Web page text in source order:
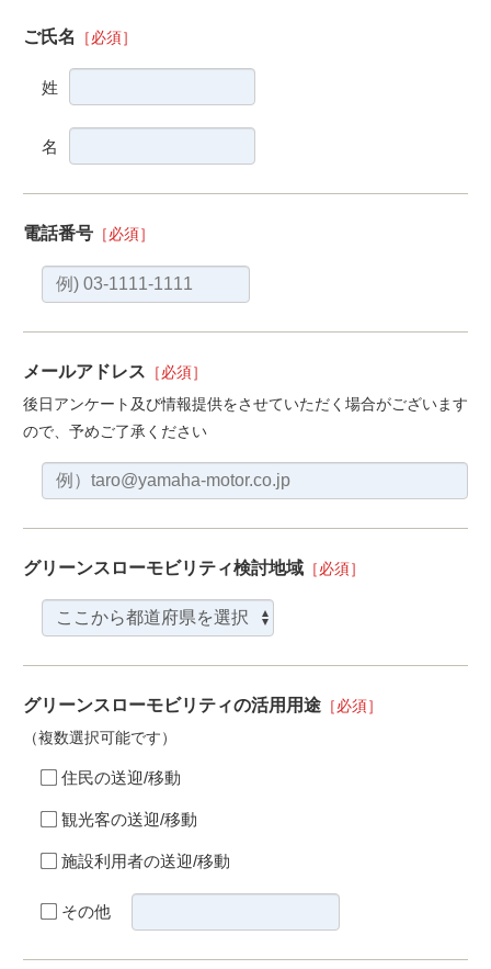
ご氏名 ［必須］
姓
名
電話番号［必須］
メールアドレス ［必須］
後日アンケート及び情報提供をさせていただく場合がございます
ので、予めご了承ください
グリーンスローモビリティ検討地域［必須］
グリーンスローモビリティの活用用途［必須］
（複数選択可能です）
住民の送迎/移動
観光客の送迎/移動
施設利用者の送迎/移動
その他